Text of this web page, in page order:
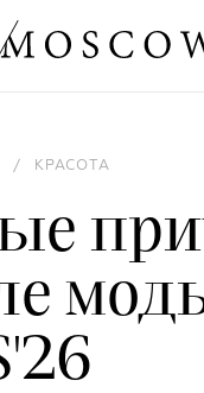
/ КРАСОТА